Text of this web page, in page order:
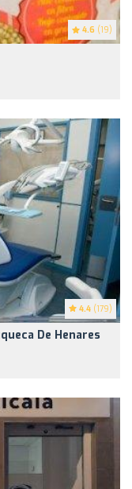
4.6 (19)
4.4 (179)
De Henares